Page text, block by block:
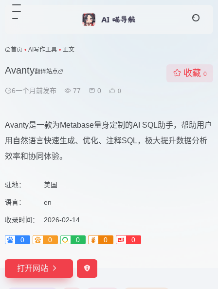
首页 • AI写作工具 • 正文
Avanty翻译站点
6一个月前发布 77 0 0
收藏 0
Avanty是一款为Metabase量身定制的AI SQL助手，帮助用户
用自然语言快速生成、优化、注释SQL，极大提升数据分析
效率和协同体验。
驻地： 美国
语言： en
收录时间： 2026-02-14
0 0 0 0 0
打开网站